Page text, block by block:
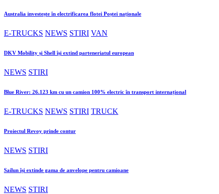
Australia investește în electrificarea flotei Poștei naționale
E-TRUCKS NEWS STIRI VAN
DKV Mobility și Shell își extind parteneriatul european
NEWS STIRI
Blue River: 26.123 km cu un camion 100% electric în transport internațional
E-TRUCKS NEWS STIRI TRUCK
Proiectul Revoy prinde contur
NEWS STIRI
Sailun își extinde gama de anvelope pentru camioane
NEWS STIRI